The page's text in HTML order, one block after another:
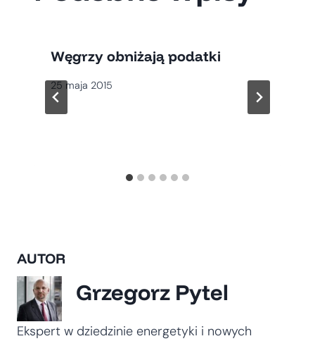
Węgrzy obniżają podatki
25 maja 2015
AUTOR
Grzegorz Pytel
Ekspert w dziedzinie energetyki i nowych